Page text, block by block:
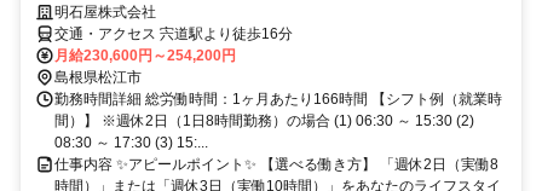
明石屋株式会社
交通・アクセス 宍道駅より徒歩16分
月給230,600円～254,200円
島根県松江市
勤務時間詳細 総労働時間：1ヶ月あたり166時間 【シフト例（就業時
間）】 ※週休2日（1日8時間勤務）の場合 (1) 06:30 ～ 15:30 (2)
08:30 ～ 17:30 (3) 15:...
仕事内容 ✨アピールポイント✨ 【選べる働き方】 「週休2日（実働8
時間）」または「週休3日（実働10時間）」をあなたのライフスタイ